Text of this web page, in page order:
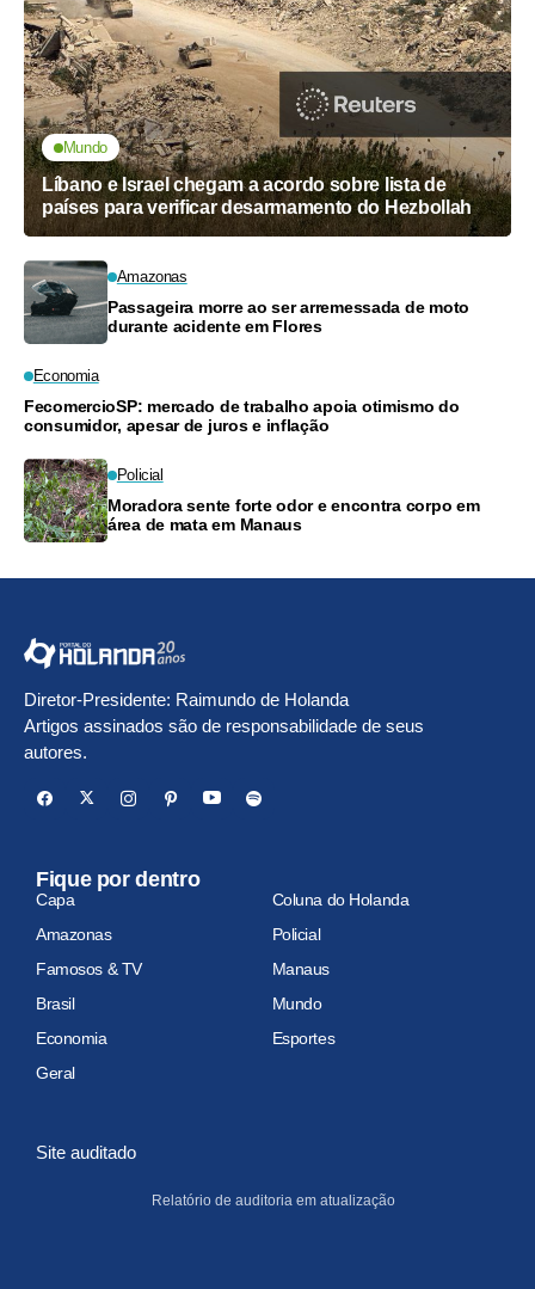
Mundo
Líbano e Israel chegam a acordo sobre lista de
países para verificar desarmamento do Hezbollah
Amazonas
Passageira morre ao ser arremessada de moto
durante acidente em Flores
Economia
FecomercioSP: mercado de trabalho apoia otimismo do
consumidor, apesar de juros e inflação
Policial
Moradora sente forte odor e encontra corpo em
área de mata em Manaus
Diretor-Presidente: Raimundo de Holanda
Artigos assinados são de responsabilidade de seus
autores.
Fique por dentro
Capa
Coluna do Holanda
Amazonas
Policial
Famosos & TV
Manaus
Brasil
Mundo
Economia
Esportes
Geral
Site auditado
Relatório de auditoria em atualização